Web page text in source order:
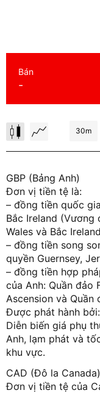
-
Bán
30m
GBP (Bảng Anh)
Đơn vị tiền tệ là:
– đồng tiền quốc
Bắc Ireland (Vương
Wales và Bắc Ireland
– đồng tiền song
quyền Guernsey,
– đồng tiền hợp
của Anh: Quần đảo
Ascension và Quần
Được phát hành
Diễn biến giá phụ
Anh, lạm phát và
khu vực.
CAD (Đô la Canada)
Đơn vị tiền tệ của